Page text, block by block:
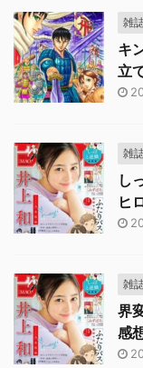
雑
キ
立
雑
し
ヒ
雑
界
感